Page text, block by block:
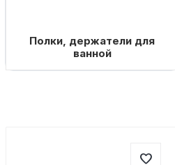
Полки, держатели для
ванной